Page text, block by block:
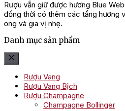
Rượu vẫn giữ được hương Blue
đồng thời có thêm các tầng hương
ong và gia vị nhẹ.
Danh mục sản phẩm
Rượu Vang
Rượu Vang Bịch
Rượu Champagne
Champagne Bollinger